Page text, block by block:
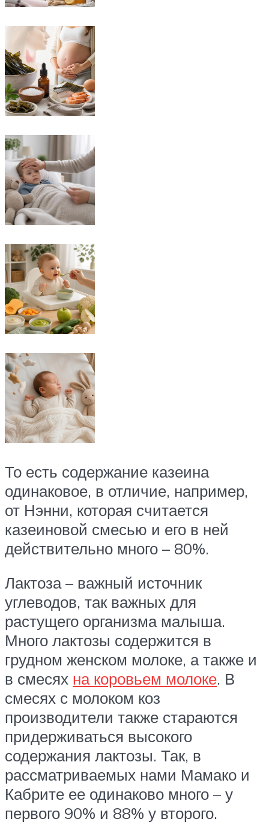
То есть содержание казеина
одинаковое, в отличие, например,
от Нэнни, которая считается
казеиновой смесью и его в ней
действительно много – 80%.
Лактоза – важный источник
углеводов, так важных для
растущего организма малыша.
Много лактозы содержится в
грудном женском молоке, а также и
в смесях на коровьем молоке. В
смесях с молоком коз
производители также стараются
придерживаться высокого
содержания лактозы. Так, в
рассматриваемых нами Мамако и
Кабрите ее одинаково много – у
первого 90% и 88% у второго.